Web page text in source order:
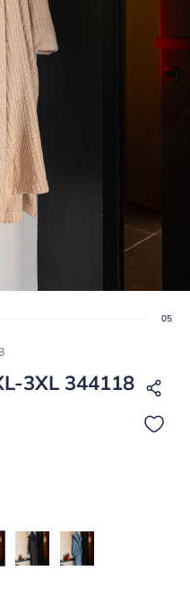
3XL 344118